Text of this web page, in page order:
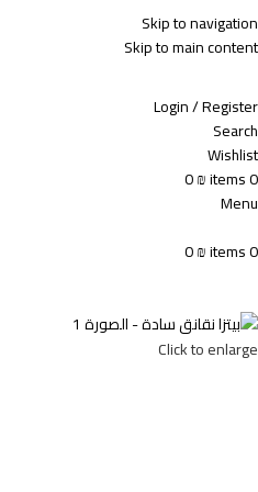
Skip to navigation
Skip to main content
ADD ANYTHING HERE OR JUST REMOVE IT…
Login / Register
Search
Wishlist
0
items
0₪
Menu
0
items
0₪
Click to enlarge